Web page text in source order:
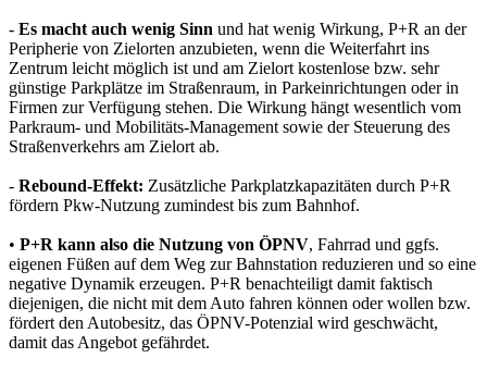
- Es macht auch wenig Sinn und hat wenig Wirkung, P+R an der
Peripherie von Zielorten anzubieten, wenn die Weiterfahrt ins
Zentrum leicht möglich ist und am Zielort kostenlose bzw. sehr
günstige Parkplätze im Straßenraum, in Parkeinrichtungen oder in
Firmen zur Verfügung stehen. Die Wirkung hängt wesentlich vom
Parkraum- und Mobilitäts-Management sowie der Steuerung des
Straßenverkehrs am Zielort ab.
- Rebound-Effekt: Zusätzliche Parkplatzkapazitäten durch P+R
fördern Pkw-Nutzung zumindest bis zum Bahnhof.
• P+R kann also die Nutzung von ÖPNV, Fahrrad und ggfs.
eigenen Füßen auf dem Weg zur Bahnstation reduzieren und so eine
negative Dynamik erzeugen. P+R benachteiligt damit faktisch
diejenigen, die nicht mit dem Auto fahren können oder wollen bzw.
fördert den Autobesitz, das ÖPNV-Potenzial wird geschwächt,
damit das Angebot gefährdet.